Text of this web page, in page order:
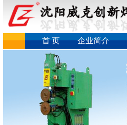
首 页 企业简介